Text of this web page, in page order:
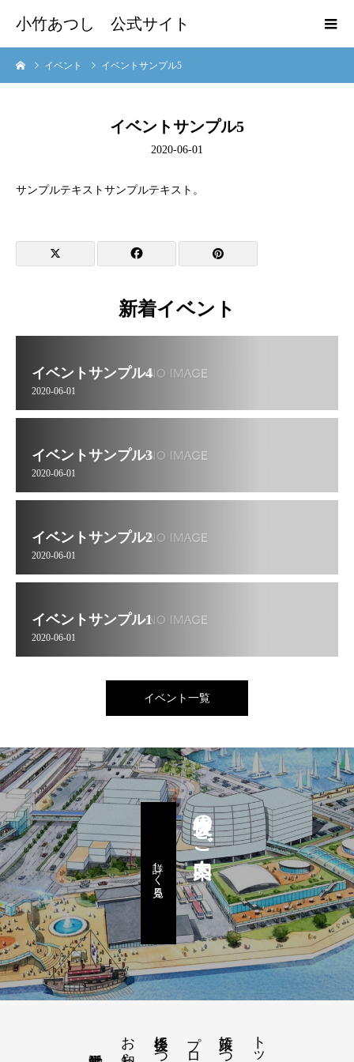
小竹あつし 公式サイト
イベント イベントサンプル5
イベントサンプル5
2020-06-01
サンプルテキストサンプルテキスト。
新着イベント
イベントサンプル4
2020-06-01
イベントサンプル3
2020-06-01
イベントサンプル2
2020-06-01
イベントサンプル1
2020-06-01
イベント一覧
後援会のご案内
詳しく見る
お知らせ